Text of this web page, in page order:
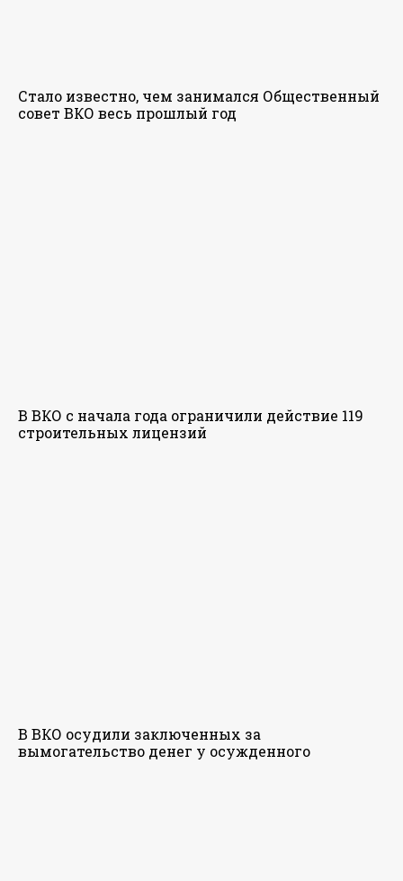
Стало известно, чем занимался Общественный
совет ВКО весь прошлый год
В ВКО с начала года ограничили действие 119
строительных лицензий
В ВКО осудили заключенных за
вымогательство денег у осужденного